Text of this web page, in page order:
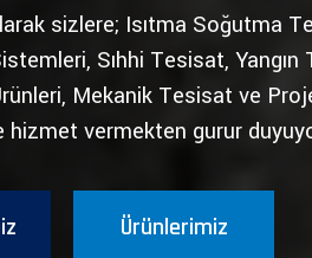
sizlere; Isıtma Soğutma
Sıhhi Tesisat, Yangın
Mekanik Tesisat ve
hizmet vermekten gurur
Ürünlerimiz